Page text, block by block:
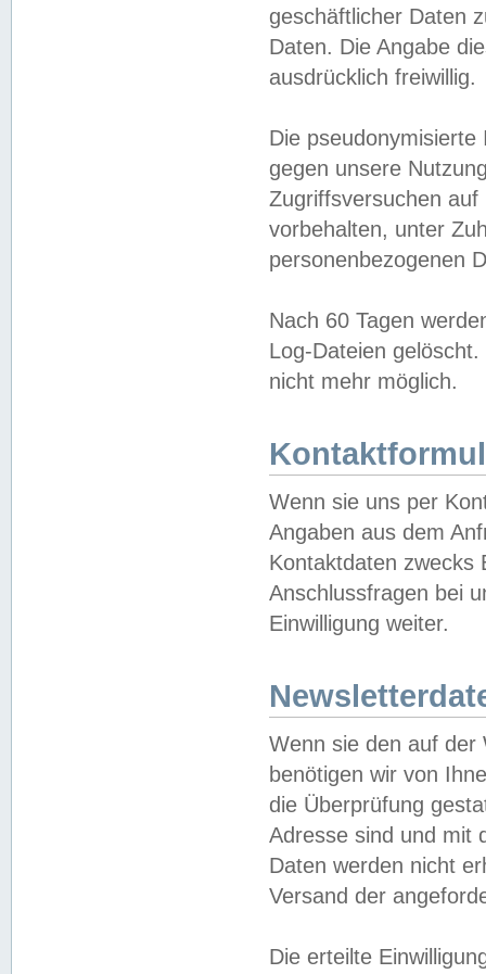
geschäftlicher Daten
Daten. Die Angabe
ausdrücklich freiwillig.
Die
gegen unsere
Zugriffsversuchen
vorbehalten, unter
personenbezogenen
Nach 60 Tagen
Log-Dateien
nicht mehr möglich.
Wenn sie uns per
Angaben aus dem
Kontaktdaten zwecks
Anschlussfragen bei
Einwilligung weiter.
Wenn sie den auf der
benötigen wir von
die Überprüfung
Adresse sind und mit
Daten werden nicht
Versand der
Die erteilte